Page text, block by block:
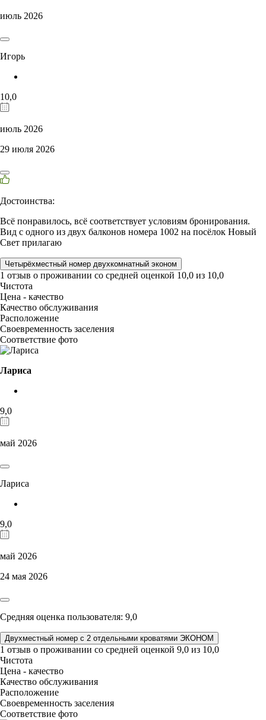
июль 2026
Игорь
10,0
июль 2026
29 июля 2026
Достоинства:
Всё понравилось, всё соответствует условиям бронирования.
Вид с одного из двух балконов номера 1002 на посёлок Новый
Свет прилагаю
Четырёхместный номер двухкомнатный эконом
1 отзыв о проживании со средней оценкой 10,0 из 10,0
Чистота
Цена - качество
Качество обслуживания
Расположение
Своевременность заселения
Соответствие фото
Лариса
9,0
май 2026
Лариса
9,0
май 2026
24 мая 2026
Средняя оценка пользователя: 9,0
Двухместный номер с 2 отдельными кроватями ЭКОНОМ
1 отзыв о проживании со средней оценкой 9,0 из 10,0
Чистота
Цена - качество
Качество обслуживания
Расположение
Своевременность заселения
Соответствие фото